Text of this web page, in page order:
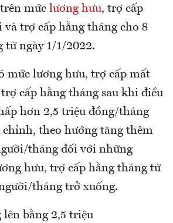
mức lương hưu, trợ cấp
và trợ cấp hằng tháng cho 8
ngày 1/1/2022.
mức lương hưu, trợ cấp mất
cấp hằng tháng sau khi điều
hơn 2,5 triệu đồng/tháng
theo hướng tăng thêm
tháng đối với những
hưu, trợ cấp hằng tháng từ
tháng trở xuống.
bằng 2,5 triệu